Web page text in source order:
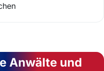
Anwälte und